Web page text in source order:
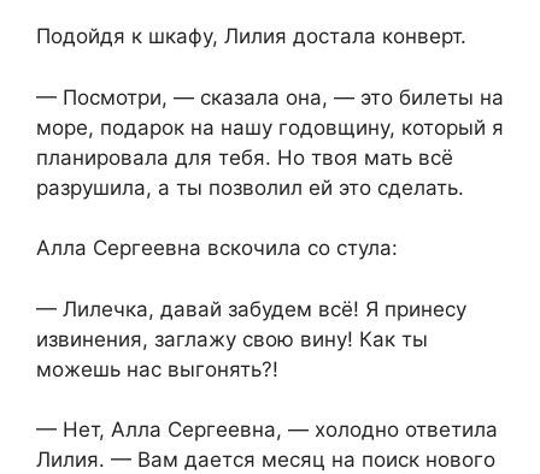
Подойдя к шкафу, Лилия достала конверт.
— Посмотри, — сказала она, — это билеты на
море, подарок на нашу годовщину, который я
планировала для тебя. Но твоя мать всё
разрушила, а ты позволил ей это сделать.
Алла Сергеевна вскочила со стула:
— Лилечка, давай забудем всё! Я принесу
извинения, заглажу свою вину! Как ты
можешь нас выгонять?!
— Нет, Алла Сергеевна, — холодно ответила
Лилия. — Вам дается месяц на поиск нового